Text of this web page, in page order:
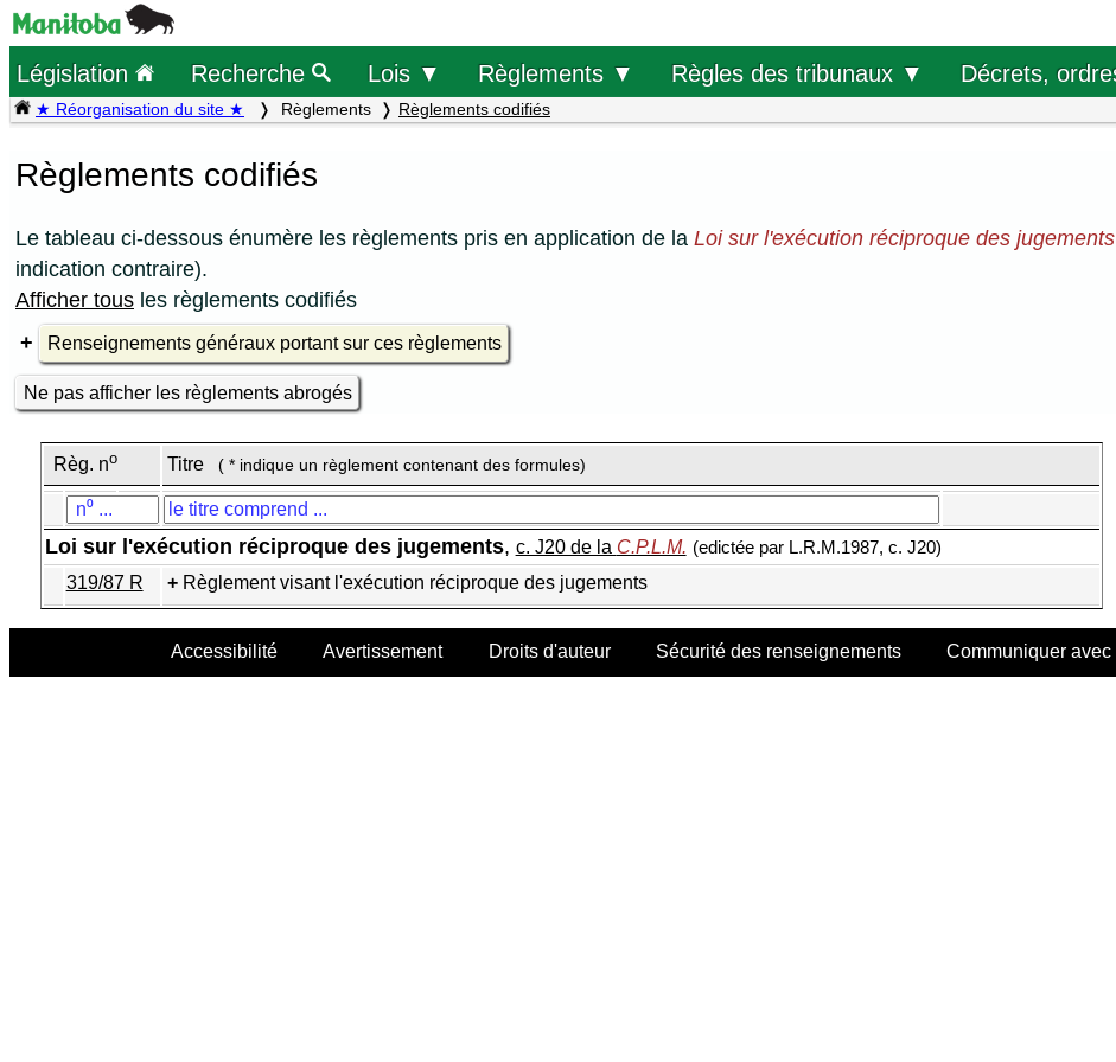
Législation Recherche Lois ▼ Règlements ▼ Règles des tribunaux ▼ Décrets,
★ Réorganisation du site ★ Règlements Règlements codifiés
Règlements codifiés
Le tableau ci-dessous énumère les règlements pris en application de la Loi sur l'exécution réciproque des jugements
indication contraire).
Afficher tous les règlements codifiés
Renseignements généraux portant sur ces règlements
Ne pas afficher les règlements abrogés
Règ. no Titre ( * indique un règlement contenant des formules)
Loi sur l'exécution réciproque des jugements, c. J20 de la C.P.L.M. (edictée par L.R.M.1987, c. J20)
319/87 R
Règlement visant l'exécution réciproque des jugements
Accessibilité Avertissement Droits d'auteur Sécurité des renseignements Communiquer